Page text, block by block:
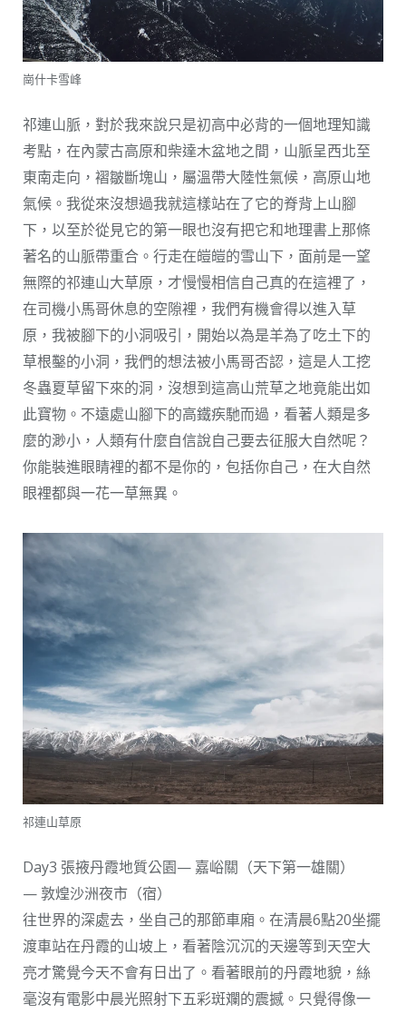
崗什卡雪峰
祁連山脈，對於我來說只是初高中必背的一個地理知識
考點，在內蒙古高原和柴達木盆地之間，山脈呈西北至
東南走向，褶皺斷塊山，屬溫帶大陸性氣候，高原山地
氣候。我從來沒想過我就這樣站在了它的脊背上山腳
下，以至於從見它的第一眼也沒有把它和地理書上那條
著名的山脈帶重合。行走在皚皚的雪山下，面前是一望
無際的祁連山大草原，才慢慢相信自己真的在這裡了，
在司機小馬哥休息的空隙裡，我們有機會得以進入草
原，我被腳下的小洞吸引，開始以為是羊為了吃土下的
草根鑿的小洞，我們的想法被小馬哥否認，這是人工挖
冬蟲夏草留下來的洞，沒想到這高山荒草之地竟能出如
此寶物。不遠處山腳下的高鐵疾馳而過，看著人類是多
麼的渺小，人類有什麼自信說自己要去征服大自然呢？
你能裝進眼睛裡的都不是你的，包括你自己，在大自然
眼裡都與一花一草無異。
祁連山草原
Day3 張掖丹霞地質公園— 嘉峪關（天下第一雄關）
— 敦煌沙洲夜市（宿）
往世界的深處去，坐自己的那節車廂。在清晨6點20坐擺
渡車站在丹霞的山坡上，看著陰沉沉的天邊等到天空大
亮才驚覺今天不會有日出了。看著眼前的丹霞地貌，絲
毫沒有電影中晨光照射下五彩斑斕的震撼。只覺得像一